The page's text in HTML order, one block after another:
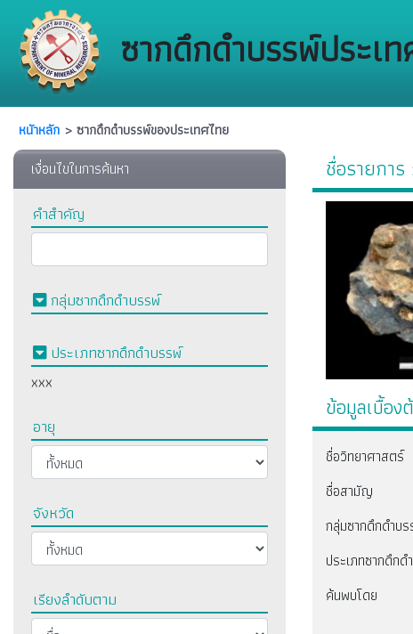
ซากดึกดำบรรพ์ประเ
หนัาหลัก > ซากดึกดำบรรพ์ของประเทศไทย
เงื่อนไขในการค้นหา
คำสำคัญ
กลุ่มซากดึกดำบรรพ์
ประเภทซากดึกดำบรรพ์
xxx
อายุ
จังหวัด
เรียงลำดับตาม
ชื่อรายกา
ข้อมูลเบื้อง
ชื่อวิทยาศาสตร์
ชื่อสามัญ
กลุ่มซากดึกดำบ
ประเภทซากดึก
ค้นพบโดย